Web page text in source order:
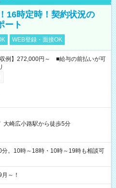
16時定時！契約状況の
ート
WEB登録・面接OK
例】272,000円～ ■給与の前払いが可
大崎広小路駅から徒歩5分
。10時～18時・10時～19時も相談可
～！